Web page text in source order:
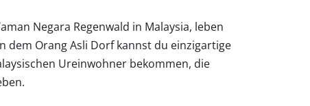
Negara Regenwald in Malaysia, leben
dem Orang Asli Dorf kannst du einzigartige
Ureinwohner bekommen, die